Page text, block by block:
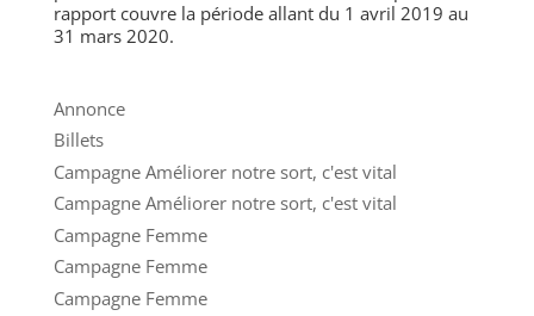
rapport couvre la période allant du 1 avril 2019 au
31 mars 2020.
Annonce
Billets
Campagne Améliorer notre sort, c'est vital
Campagne Améliorer notre sort, c'est vital
Campagne Femme
Campagne Femme
Campagne Femme